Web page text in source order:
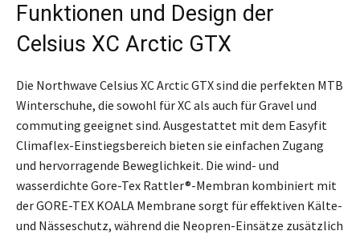
Funktionen und Design der
Celsius XC Arctic GTX
Die Northwave Celsius XC Arctic GTX sind die perfekten MTB
Winterschuhe, die sowohl für XC als auch für Gravel und
commuting geeignet sind. Ausgestattet mit dem Easyfit
Climaflex-Einstiegsbereich bieten sie einfachen Zugang
und hervorragende Beweglichkeit. Die wind- und
wasserdichte Gore-Tex Rattler®-Membran kombiniert mit
der GORE-TEX KOALA Membrane sorgt für effektiven Kälte-
und Nässeschutz, während die Neopren-Einsätze zusätzlich